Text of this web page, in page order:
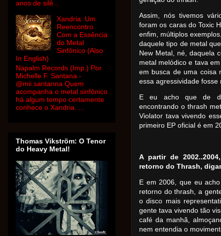
Assim, nós tivemos
foram os caras do Toxic
enfim, múltiplos
daquele tipo de metal
New Metal, né, daquela
metal melódico e tava
em busca de uma coisa
essa agressividade
E eu acho que de
encontrando o thrash
Violator tava vivendo
primeiro EP oficial é em
A partir de
retorno do Thrash,
E em 2006, que eu
retorno do thrash, a
o disco mais
gente tava vivendo tão
café da manhã,
nem entendia o
anos de silê...
Xandria: Um
Reencontro
Com a Essência
do Metal
Sinfônico (Also
In English)
Napalm Records (Imp.) Por
Michelle F. Santana -
@mii.santanna Quem
acompanha o metal sinfônico
há algum tempo certamente
conhece o Xandria. ...
Thomas Vikström: O Tenor
do Heavy Metal!